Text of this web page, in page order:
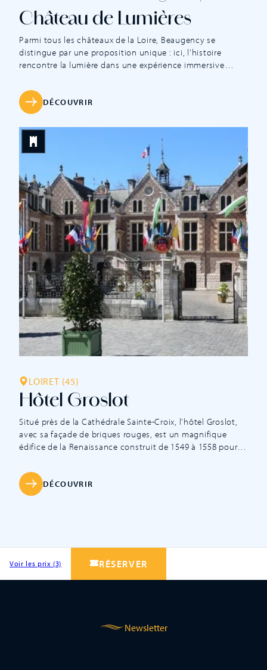
Château de Lumières
Parmi tous les châteaux de la Loire, Beaugency se
distingue par une proposition unique : ici, l’histoire
rencontre la lumière dans une expérience immersive
sensoriel où l’on apprend en s’amusant, où l’on capte,
explore et plonge dans la lumière. Entre art numérique et
patrimoine, vivez […]
DÉCOUVRIR
LOIRET (45)
Hôtel Groslot
Situé près de la Cathédrale Sainte-Croix, l’hôtel Groslot,
avec sa façade de briques rouges, est un magnifique
édifice de la Renaissance construit de 1549 à 1558 pour le
à l’architecte Jacques Androuet du Cerceau. Charles IX,
Henri III et Henri IV furent des hôtes illustres. […]
DÉCOUVRIR
Voir les prix (3) RÉSERVER
Newsletter